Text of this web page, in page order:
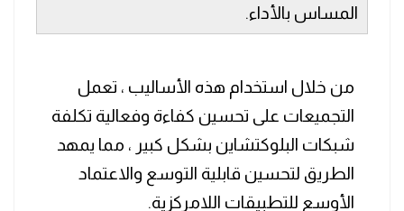
المساس بالأداء.
من خلال استخدام هذه الأساليب ، تعمل
التجميعات على تحسين كفاءة وفعالية تكلفة
شبكات البلوكتشاين بشكل كبير ، مما يمهد
الطريق لتحسين قابلية التوسع والاعتماد
الأوسع للتطبيقات اللامركزية.